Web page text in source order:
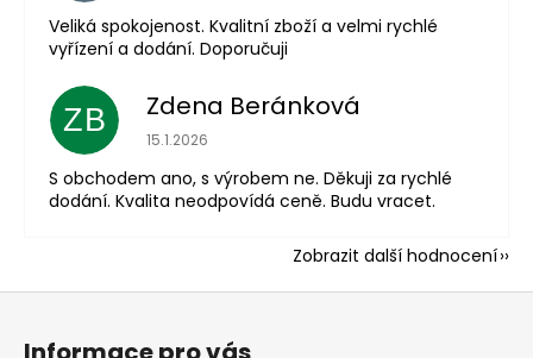
Veliká spokojenost. Kvalitní zboží a velmi rychlé
vyřízení a dodání. Doporučuji
ZB Zdena Beránková
Hodnocení obchodu je 1 z 5 hvězdiček.
15.1.2026
S obchodem ano, s výrobem ne. Děkuji za rychlé
dodání. Kvalita neodpovídá ceně. Budu vracet.
Zobrazit další hodnocení
Z